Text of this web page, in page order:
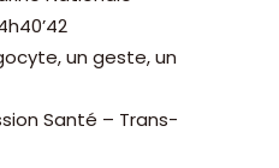
un geste, un
Santé – Trans-